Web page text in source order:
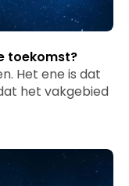
toekomst?
Het ene is dat
het vakgebied